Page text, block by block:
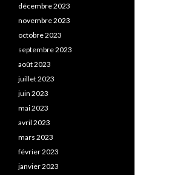
décembre 2023
novembre 2023
octobre 2023
septembre 2023
août 2023
juillet 2023
juin 2023
mai 2023
avril 2023
mars 2023
février 2023
janvier 2023